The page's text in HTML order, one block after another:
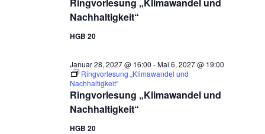
Nachhaltigkeit“
HGB 20
Ringvorlesung „Klimawandel und
Nachhaltigkeit“
Januar 28, 2027 @ 16:00 -Mai 6, 2027 @ 19:00
Ringvorlesung „Klimawandel und
Nachhaltigkeit“
HGB 20